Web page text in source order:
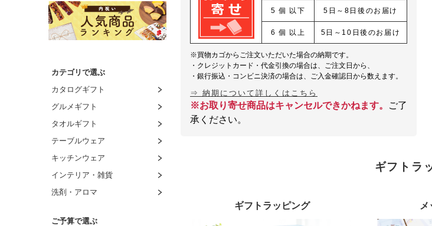
カテゴリで選ぶ
カタログギフト
グルメギフト
タオルギフト
テーブルウェア
キッチンウェア
インテリア・雑貨
洗剤・アロマ
ご予算で選ぶ
5 個 以下 5日～8日後のお届け
6 個 以上 5日～10日後のお届け
※買物カゴからご注文いただいた場合の納期です。
・クレジットカード・代金引換の場合は、ご注文日から、
・銀行振込・コンビニ決済の場合は、ご入金確認日から数えます。
⇒ 納期について詳しくはこちら
※お取り寄せ商品はキャンセルできかねます。
ご了
承ください。
ギフトラ
ギフトラッピング